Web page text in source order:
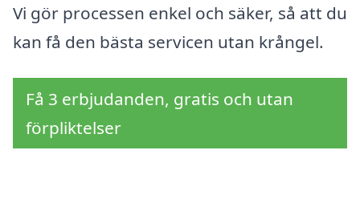
Vi gör processen enkel och säker, så att du
kan få den bästa servicen utan krångel.
Få 3 erbjudanden, gratis och utan
förpliktelser